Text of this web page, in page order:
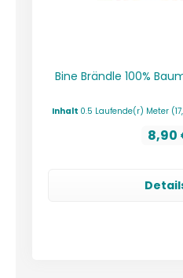
Bine Brändle 100%
Inhalt 0.5 Laufende(r) Meter
8,90